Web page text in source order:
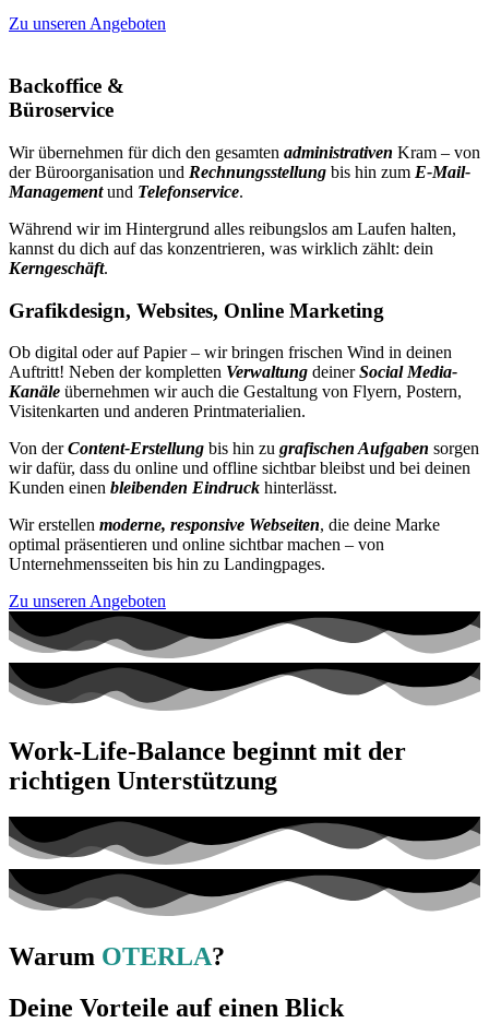
Zu unseren Angeboten
Backoffice &
Büroservice
Wir übernehmen für dich den gesamten administrativen Kram – von
derBüroorganisation und Rechnungsstellung bis hin zum E-Mail-
Managementund Telefonservice.
Während wir im Hintergrund alles reibungslos am Laufen halten,
kannst du dich auf das konzentrieren, was wirklich zählt: dein
Kerngeschäft.
Grafikdesign, Websites, Online Marketing
Ob digital oder auf Papier – wir bringen frischen Wind in deinen
Auftritt! Neben der kompletten Verwaltung deinerSocial Media-
Kanäle übernehmen wir auch die Gestaltung von Flyern, Postern,
Visitenkarten und anderen Printmaterialien.
Von derContent-Erstellung bis hin zu grafischen Aufgaben sorgen
wir dafür, dass du online und offline sichtbar bleibst und bei deinen
Kunden einen bleibenden Eindruck hinterlässt.
Wir erstellen moderne, responsive Webseiten, die deine Marke
optimal präsentieren und online sichtbar machen – von
Unternehmensseiten bis hin zu Landingpages.
Zu unseren Angeboten
Work-Life-Balance beginnt mit der
richtigen Unterstützung
Warum OTERLA?
Deine Vorteile auf einen Blick